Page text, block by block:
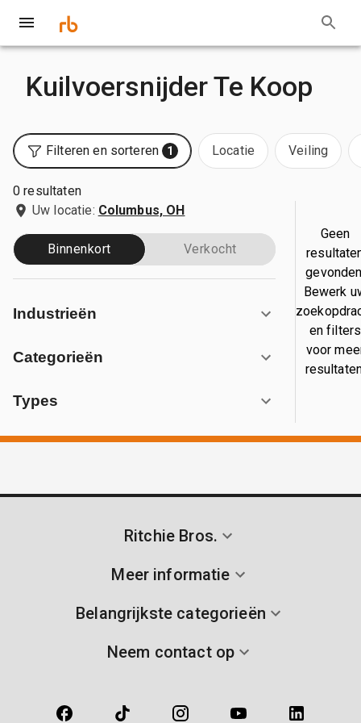
Kuilvoersnijder Te Koop
Filteren en sorteren 1 Locatie Veiling
0 resultaten
Uw locatie: Columbus, OH
Binnenkort Verkocht
Industrieën
Categorieën
Types
Geen
Bewerk
en filters
voor
Ritchie Bros.
Meer informatie
Belangrijkste categorieën
Neem contact op